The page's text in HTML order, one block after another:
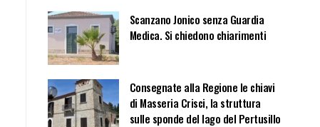
Scanzano Jonico senza Guardia
Medica. Si chiedono chiarimenti
Consegnate alla Regione le chiavi
di Masseria Crisci, la struttura
sulle sponde del lago del Pertusillo